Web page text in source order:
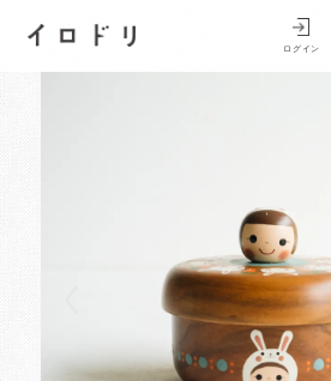
イロドリ
ログイン